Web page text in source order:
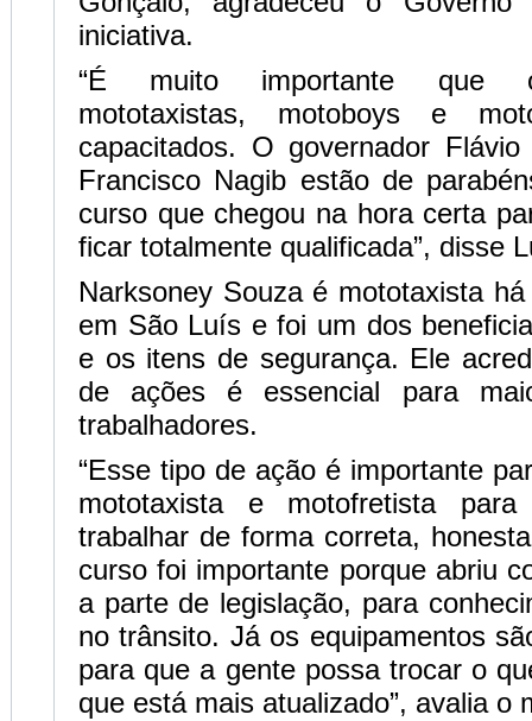
iniciativa.
“É muito importante que
mototaxistas, motoboys e
capacitados. O governador
Francisco Nagib estão de
curso que chegou na hora certa
ficar totalmente qualificada”, disse
Narksoney Souza é mototaxista
em São Luís e foi um dos
e os itens de segurança. Ele
de ações é essencial para
trabalhadores.
“Esse tipo de ação é importante
mototaxista e motofretista
trabalhar de forma correta,
curso foi importante porque abriu
a parte de legislação, para
no trânsito. Já os equipamentos
para que a gente possa trocar o
que está mais atualizado”, avalia o